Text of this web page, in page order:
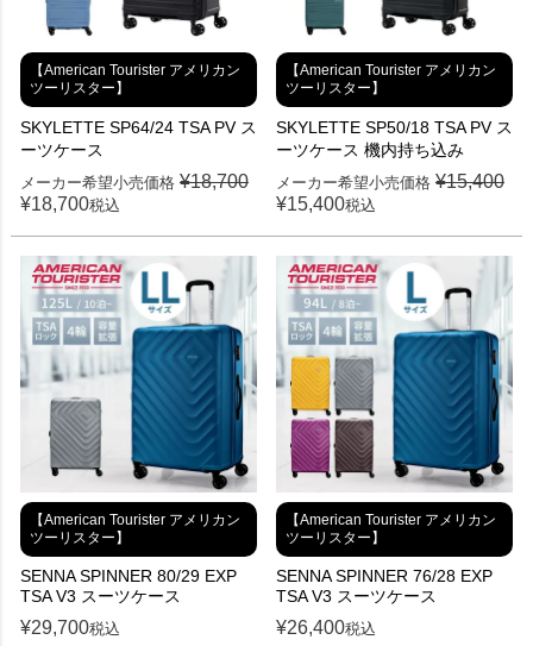
【American Tourister アメリカン
ツーリスター】
SKYLETTE SP64/24 TSA PV ス
ーツケース
メーカー希望小売価格 ¥18,700
¥18,700税込
【American Tourister アメリカン
ツーリスター】
SKYLETTE SP50/18 TSA PV ス
ーツケース 機内持ち込み
メーカー希望小売価格 ¥15,400
¥15,400税込
【American Tourister アメリカン
ツーリスター】
SENNA SPINNER 80/29 EXP
TSA V3 スーツケース
¥29,700税込
【American Tourister アメリカン
ツーリスター】
SENNA SPINNER 76/28 EXP
TSA V3 スーツケース
¥26,400税込